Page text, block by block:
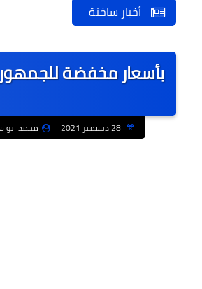
أخبار ساخنة
بأسعار مخفضة
28 ديسمبر 2021 محمد